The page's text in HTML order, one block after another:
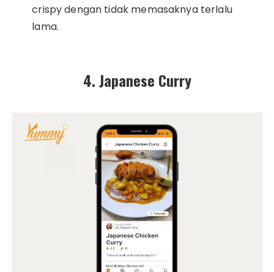
crispy dengan tidak memasaknya terlalu
lama.
4. Japanese Curry